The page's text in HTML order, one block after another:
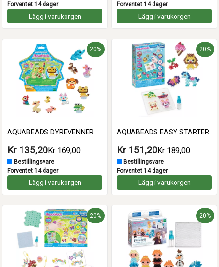
Forventet 14 dager
Lägg i varukorgen
Forventet 14 dager
Lägg i varukorgen
20%
AQUABEADS DYREVENNER
TEMASETT
Kr 135,20Kr 169,00
Bestillingsvare
Forventet 14 dager
Lägg i varukorgen
20%
AQUABEADS EASY STARTER
SET
Kr 151,20Kr 189,00
Bestillingsvare
Forventet 14 dager
Lägg i varukorgen
20% 20%